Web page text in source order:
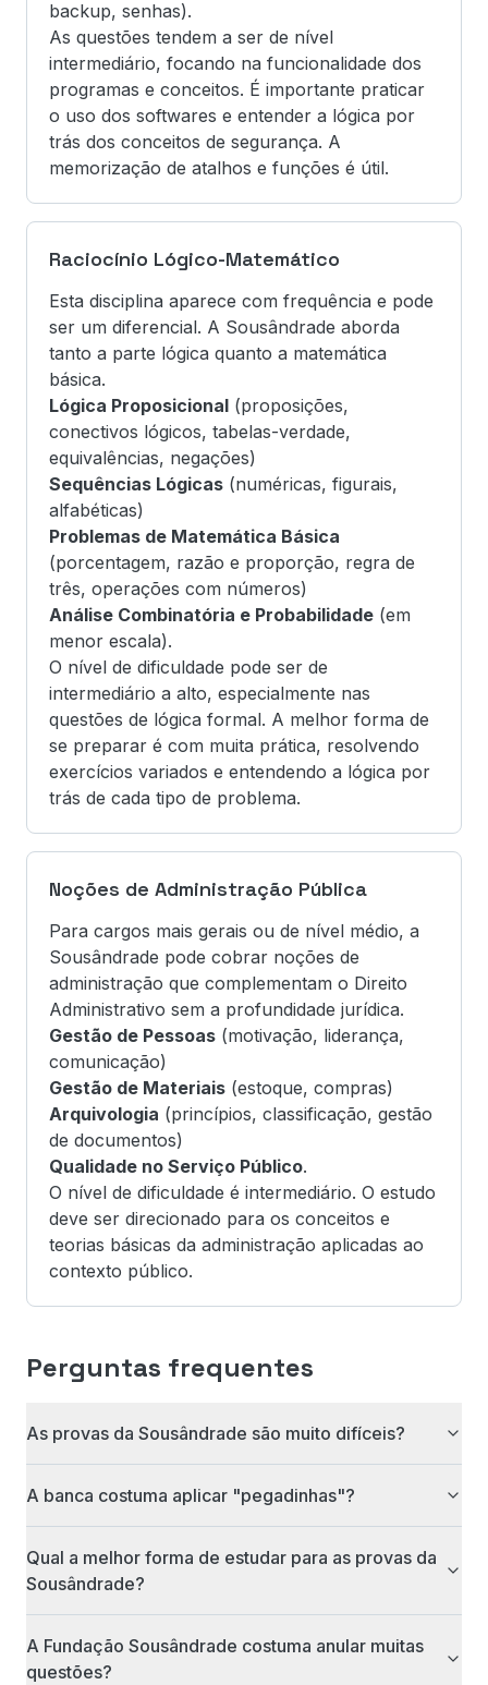
backup, senhas).
As questões tendem a ser de nível
intermediário, focando na funcionalidade dos
programas e conceitos. É importante praticar
o uso dos softwares e entender a lógica por
trás dos conceitos de segurança. A
memorização de atalhos e funções é útil.
Raciocínio Lógico-Matemático
Esta disciplina aparece com frequência e pode
ser um diferencial. A Sousândrade aborda
tanto a parte lógica quanto a matemática
básica.
Lógica Proposicional (proposições,
conectivos lógicos, tabelas-verdade,
equivalências, negações)
Sequências Lógicas (numéricas, figurais,
alfabéticas)
Problemas de Matemática Básica
(porcentagem, razão e proporção, regra de
três, operações com números)
Análise Combinatória e Probabilidade (em
menor escala).
O nível de dificuldade pode ser de
intermediário a alto, especialmente nas
questões de lógica formal. A melhor forma de
se preparar é com muita prática, resolvendo
exercícios variados e entendendo a lógica por
trás de cada tipo de problema.
Noções de Administração Pública
Para cargos mais gerais ou de nível médio, a
Sousândrade pode cobrar noções de
administração que complementam o Direito
Administrativo sem a profundidade jurídica.
Gestão de Pessoas (motivação, liderança,
comunicação)
Gestão de Materiais (estoque, compras)
Arquivologia (princípios, classificação, gestão
de documentos)
Qualidade no Serviço Público.
O nível de dificuldade é intermediário. O estudo
deve ser direcionado para os conceitos e
teorias básicas da administração aplicadas ao
contexto público.
Perguntas frequentes
As provas da Sousândrade são muito difíceis?
A banca costuma aplicar "pegadinhas"?
Qual a melhor forma de estudar para as provas da
Sousândrade?
A Fundação Sousândrade costuma anular muitas
questões?